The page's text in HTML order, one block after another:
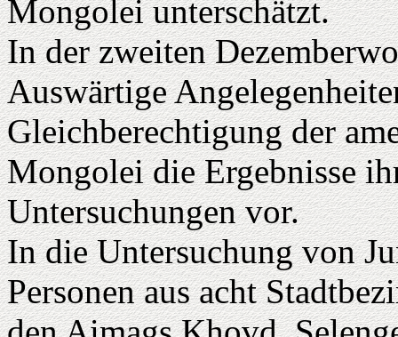
Mongolei unterschätzt.
In der zweiten
Auswärtige
Gleichberechtigung der
Mongolei die Ergebnisse
Untersuchungen vor.
In die Untersuchung von
Personen aus acht